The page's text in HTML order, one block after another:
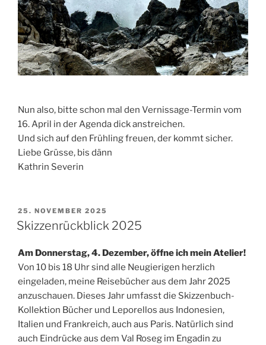
Nun also, bitte schon mal den Vernissage-Termin vom
16. April in der Agenda dick anstreichen.
Und sich auf den Frühling freuen, der kommt sicher.
Liebe Grüsse, bis dänn
Kathrin Severin
VERÖFFENTLICHT
AM
25. NOVEMBER 2025
Skizzenrückblick 2025
Am Donnerstag, 4. Dezember, öffne ich mein Atelier!
Von 10 bis 18 Uhr sind alle Neugierigen herzlich
eingeladen, meine Reisebücher aus dem Jahr 2025
anzuschauen. Dieses Jahr umfasst die Skizzenbuch-
Kollektion Bücher und Leporellos aus Indonesien,
Italien und Frankreich, auch aus Paris. Natürlich sind
auch Eindrücke aus dem Val Roseg im Engadin zu